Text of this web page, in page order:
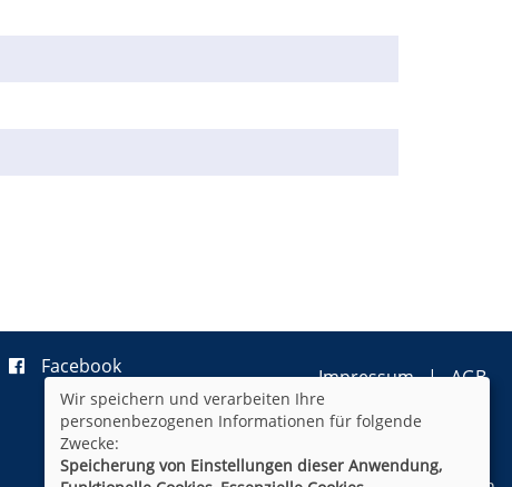
Facebook Impressum
AGB
Datenschutzerklärung
Widerrufsformular
Newsletter
Wir speichern und verarbeiten Ihre
personenbezogenen Informationen für folgende
Zwecke:
Speicherung von Einstellungen dieser Anwendung,